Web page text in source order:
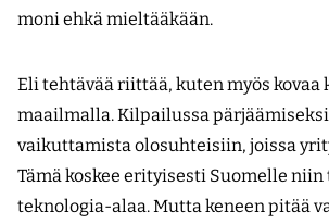
moni ehkä mieltääkään.
Eli tehtävää riittää, kuten myös
maailmalla. Kilpailussa
vaikuttamista olosuhteisiin, joissa
Tämä koskee erityisesti Suomelle niin
teknologia-alaa. Mutta keneen pitää